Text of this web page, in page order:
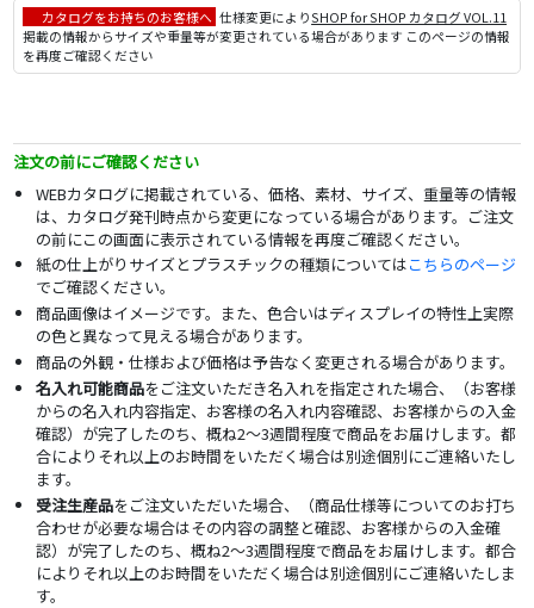
カタログをお持ちのお客様へ 仕様変更によりSHOP for SHOP カタログ VOL.11
掲載の情報からサイズや重量等が変更されている場合があります このページの情報
を再度ご確認ください
注文の前にご確認ください
WEBカタログに掲載されている、価格、素材、サイズ、重量等の情報
は、カタログ発刊時点から変更になっている場合があります。ご注文
の前にこの画面に表示されている情報を再度ご確認ください。
紙の仕上がりサイズとプラスチックの種類についてはこちらのページ
でご確認ください。
商品画像はイメージです。また、色合いはディスプレイの特性上実際
の色と異なって見える場合があります。
商品の外観・仕様および価格は予告なく変更される場合があります。
名入れ可能商品をご注文いただき名入れを指定された場合、（お客様
からの名入れ内容指定、お客様の名入れ内容確認、お客様からの入金
確認）が完了したのち、概ね2～3週間程度で商品をお届けします。都
合によりそれ以上のお時間をいただく場合は別途個別にご連絡いたし
ます。
受注生産品をご注文いただいた場合、（商品仕様等についてのお打ち
合わせが必要な場合はその内容の調整と確認、お客様からの入金確
認）が完了したのち、概ね2～3週間程度で商品をお届けします。都合
によりそれ以上のお時間をいただく場合は別途個別にご連絡いたしま
す。